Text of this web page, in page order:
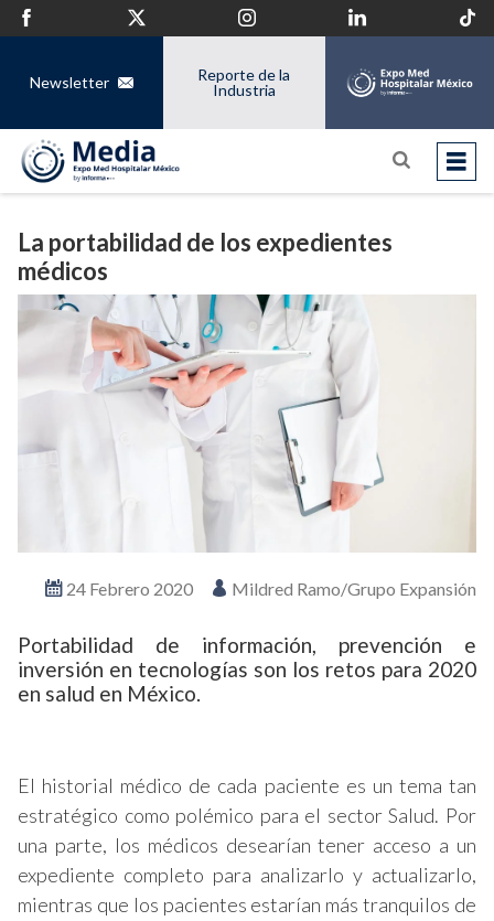
Newsletter
Reporte de la
Industria
La portabilidad de los expedientes
médicos
24 Febrero 2020 Mildred Ramo/Grupo Expansión
Portabilidad de información, prevención e
inversión en tecnologías son los retos para 2020
en salud en México.
El historial médico de cada paciente es un tema tan
estratégico como polémico para el sector Salud. Por
una parte, los médicos desearían tener acceso a un
expediente completo para analizarlo y actualizarlo,
mientras que los pacientes estarían más tranquilos de